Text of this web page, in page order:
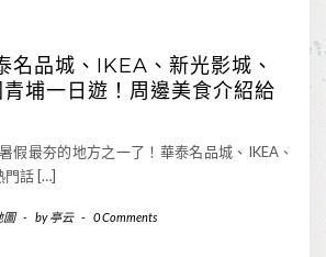
名品城、IKEA、新光影城、
埔一日遊！周邊美食介紹給
假最夯的地方之一了！華泰名品城、IKEA、
門話 […]
圖 - by亭云 - 0 Comments